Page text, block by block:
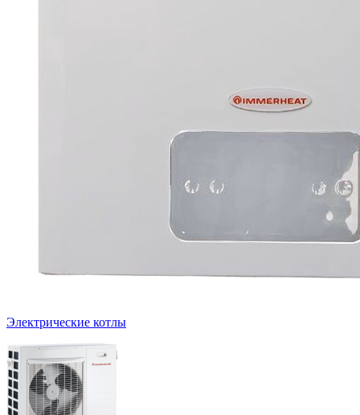
Электрические котлы